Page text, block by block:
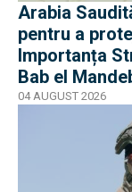
Arabia
pentru a
Importanța
Bab el
04 AUGUST 2026